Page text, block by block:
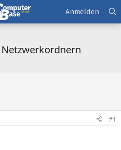
Anmelden
#1